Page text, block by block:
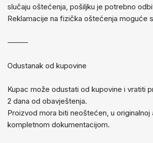
slučaju oštećenja, pošiljku je potrebno
Reklamacije na fizička oštećenja moguće
⸻
Odustanak od kupovine
Kupac može odustati od kupovine i vratiti
2 dana od obavještenja.
Proizvod mora biti neoštećen, u originalnoj
kompletnom dokumentacijom.